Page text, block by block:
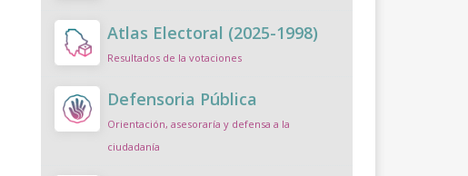
Atlas Electoral (2025-1998)
Resultados de la votaciones
Defensoria Pública
Orientación, asesoraría y defensa a la
ciudadanía